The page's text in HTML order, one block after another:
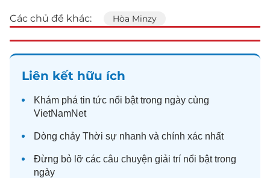
Các chủ đề khác: Hòa Minzy
Liên kết hữu ích
Khám phá tin tức nổi bật trong ngày cùng
VietNamNet
Dòng chảy Thời sự nhanh và chính xác nhất
Đừng bỏ lỡ các câu chuyện giải trí nổi bật trong
ngày